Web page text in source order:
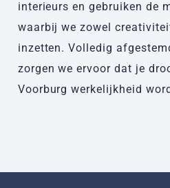
interieurs en gebruiken de
waarbij we zowel
inzetten. Volledig
zorgen we ervoor dat je
Voorburg werkelijkheid